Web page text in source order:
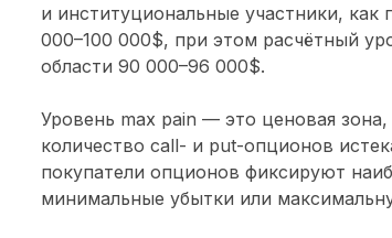
и институциональные участники,
000–100 000$, при этом расчётный
области 90 000–96 000$.
Уровень max pain — это ценовая
количество call- и put-опционов
покупатели опционов фиксируют
минимальные убытки или